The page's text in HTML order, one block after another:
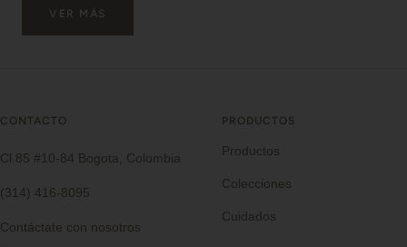
VER MÁS
CONTACTO
Cl 85 #10-84 Bogota, Colombia
(314) 416-8095
Contáctate con nosotros
PRODUCTOS
Productos
Colecciones
Cuidados